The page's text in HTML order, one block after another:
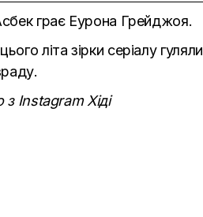
грає Еурона Грейджоя.
літа зірки серіалу гуляли
з InstagramХіді